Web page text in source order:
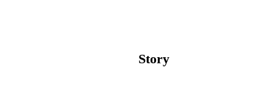
Story